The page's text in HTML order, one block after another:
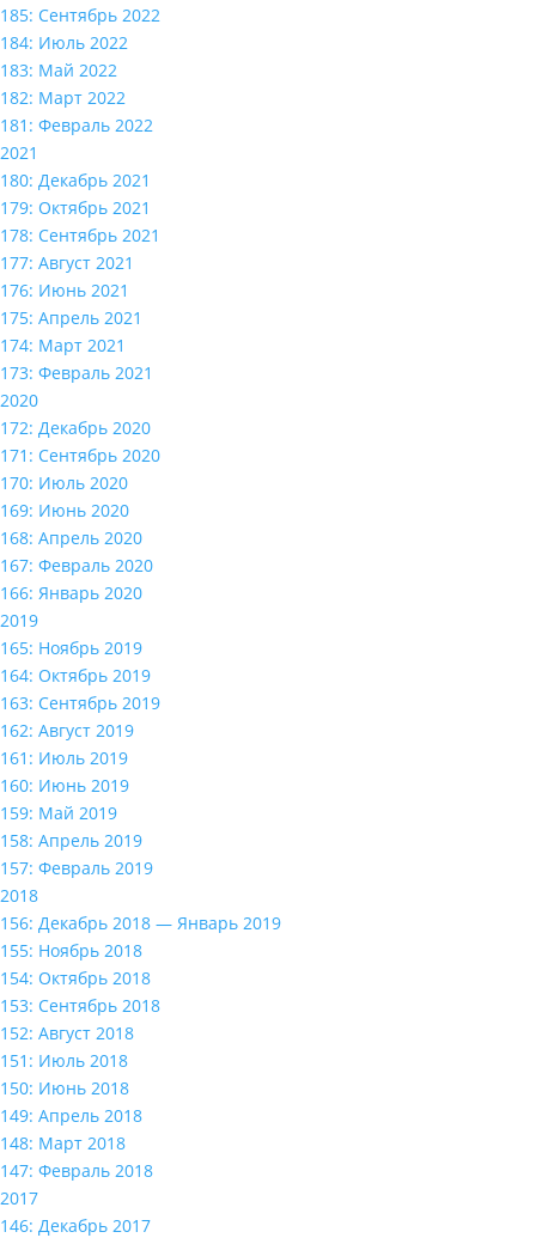
185: Сентябрь 2022
184: Июль 2022
183: Май 2022
182: Март 2022
181: Февраль 2022
2021
180: Декабрь 2021
179: Октябрь 2021
178: Сентябрь 2021
177: Август 2021
176: Июнь 2021
175: Апрель 2021
174: Март 2021
173: Февраль 2021
2020
172: Декабрь 2020
171: Сентябрь 2020
170: Июль 2020
169: Июнь 2020
168: Апрель 2020
167: Февраль 2020
166: Январь 2020
2019
165: Ноябрь 2019
164: Октябрь 2019
163: Сентябрь 2019
162: Август 2019
161: Июль 2019
160: Июнь 2019
159: Май 2019
158: Апрель 2019
157: Февраль 2019
2018
156: Декабрь 2018 — Январь 2019
155: Ноябрь 2018
154: Октябрь 2018
153: Сентябрь 2018
152: Август 2018
151: Июль 2018
150: Июнь 2018
149: Апрель 2018
148: Март 2018
147: Февраль 2018
2017
146: Декабрь 2017